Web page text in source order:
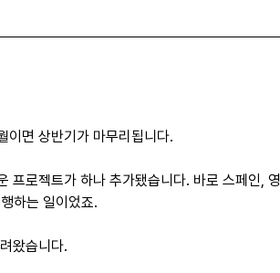
이면 상반기가 마무리됩니다.
프로젝트가 하나 추가됐습니다. 바로 스페인,
하는 일이었죠.
왔습니다.